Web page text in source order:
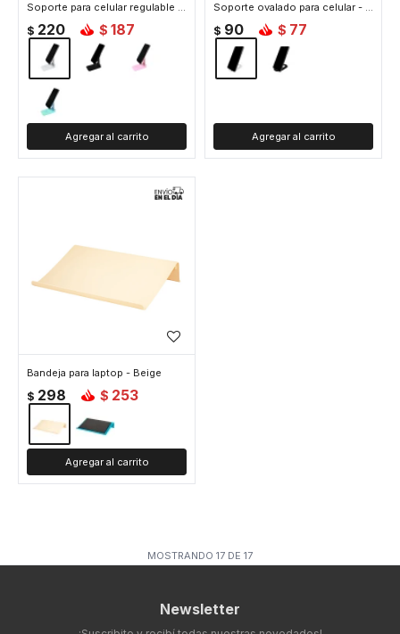
Soporte para celular regulable - Blanco
$ 220 $ 187
Soporte ovalado para celular - Blanco
$ 90 $ 77
Bandeja para laptop - Beige
$ 298 $ 253
MOSTRANDO 17 DE 17
Newsletter